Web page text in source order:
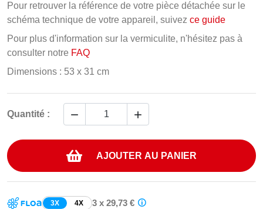
Pour retrouver la référence de votre pièce détachée sur le
schéma technique de votre appareil, suivez ce guide
Pour plus d'information sur la vermiculite, n'hésitez pas à
consulter notre FAQ
Dimensions : 53 x 31 cm
Quantité :  
AJOUTER AU PANIER
3X 4X 3 x 29,73 €